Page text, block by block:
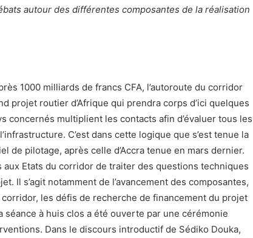
autour des différentes composantes de la réalisation
1000 milliards de francs CFA, l’autoroute du corridor
projet routier d’Afrique qui prendra corps d’ici quelques
concernés multiplient les contacts afin d’évaluer tous les
C’est dans cette logique que s’est tenue la
de pilotage, après celle d’Accra tenue en mars dernier.
Etats du corridor de traiter des questions techniques
Il s’agit notamment de l’avancement des composantes,
corridor, les défis de recherche de financement du projet
à huis clos a été ouverte par une cérémonie
Dans le discours introductif de Sédiko Douka,